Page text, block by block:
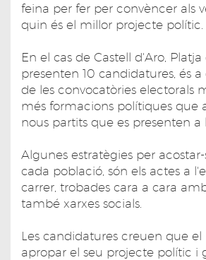
feina per fer per convèncer als
quin és el millor projecte polític.
En el cas de Castell d'Aro, Platja
presenten 10 candidatures, és
de les convocatòries electorals
més formacions polítiques que
nous partits que es presenten a
Algunes estratègies per
cada població, són els actes a
carrer, trobades cara a cara
també xarxes socials.
Les candidatures creuen que
apropar el seu projecte polític i